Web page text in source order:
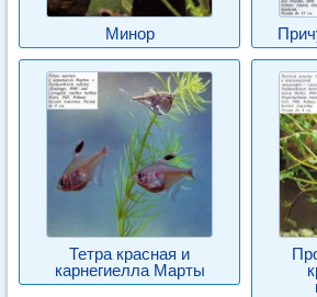
Минор
Тетра красная и
карнегиелла Марты